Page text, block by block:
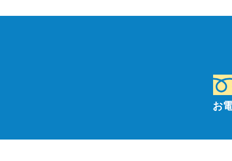
お